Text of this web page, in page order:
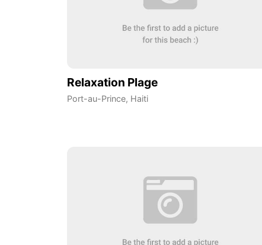
Relaxation Plage
Port-au-Prince, Haiti